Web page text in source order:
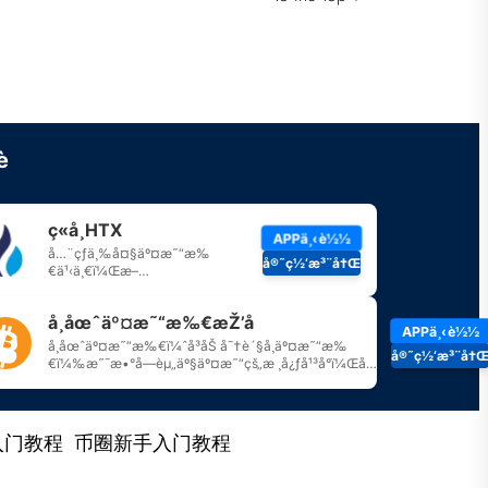
教程 币圈新手入门教程